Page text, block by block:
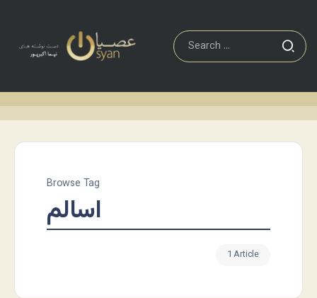
Browse Tag
اسالم
1 Article